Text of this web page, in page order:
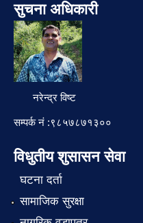
सुचना अधिकारी
नरेन्द्र विष्ट
सम्पर्क नं :९८५७८७१३००
विधुतीय शुसासन सेवा
घटना दर्ता
सामाजिक सुरक्षा